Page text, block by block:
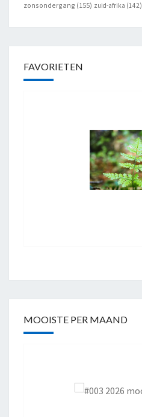
zonsondergang (155) zuid-afrika (142)
FAVORIETEN
MOOISTE PER MAAND